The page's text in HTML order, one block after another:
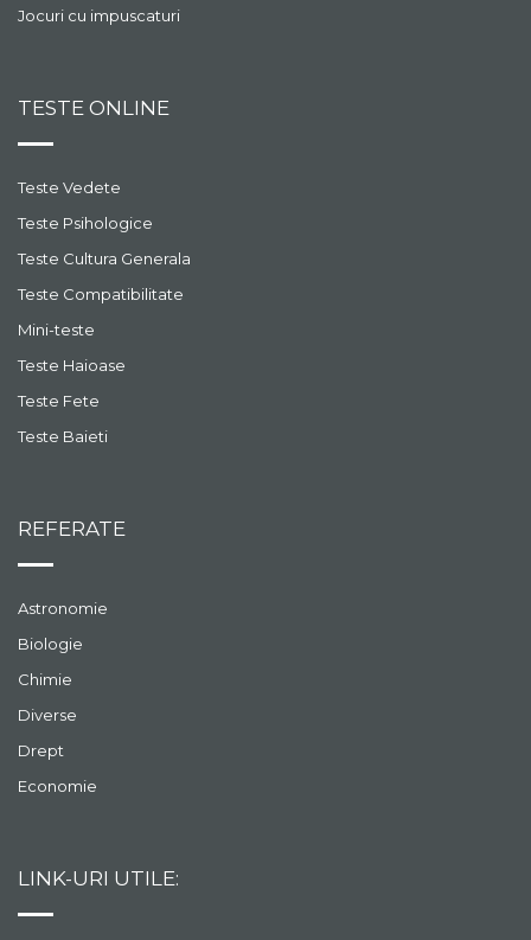
Jocuri cu impuscaturi
TESTE ONLINE
Teste Vedete
Teste Psihologice
Teste Cultura Generala
Teste Compatibilitate
Mini-teste
Teste Haioase
Teste Fete
Teste Baieti
REFERATE
Astronomie
Biologie
Chimie
Diverse
Drept
Economie
LINK-URI UTILE: